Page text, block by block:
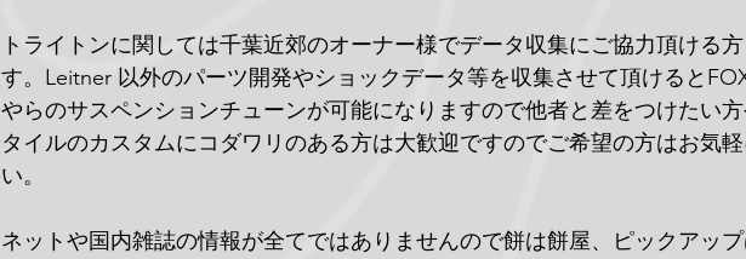
トライトンに関しては千葉近郊のオーナー様でデータ収集にご協力頂ける
す。Leitner 以外のパーツ開発やショックデータ等を収集させて頂けると
やらのサスペンションチューンが可能になりますので他者と差をつけたい
タイルのカスタムにコダワリのある方は大歓迎ですのでご希望の方はお気
い。
ネットや国内雑誌の情報が全てではありませんので餅は餅屋、ピックアッ